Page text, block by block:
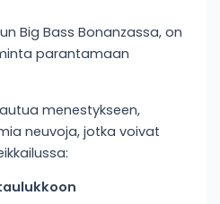
Big Bass Bonanzassa, on
parantamaan
menestykseen,
neuvoja, jotka voivat